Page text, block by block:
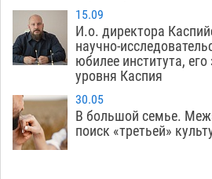
15.09
И.о. директора
научно-
юбилее института,
уровня Каспия
30.05
В большой семье.
поиск «третьей»